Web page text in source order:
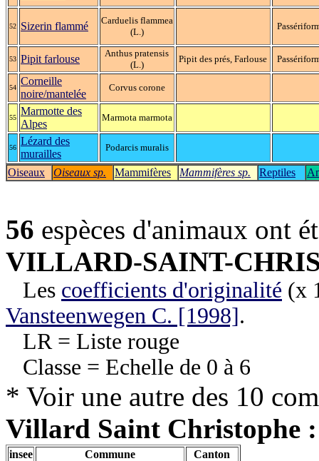
52 Sizerin flammé
Carduelis flammea
(L.)
53 Pipit farlouse
Anthus pratensis
(L.)
Pipit des prés, Farlouse
54
Corneille
noire/mantelée
Corvus corone
55
Marmotte des
Alpes
Marmota marmota
56
Lézard des
murailles
Podarcis muralis
Oiseaux Oiseaux sp. Mammifères Mammifères sp. Reptiles
56 espèces d'animaux ont
VILLARD-SAINT-
Les coefficients d'originalité (x
Vansteenwegen C. [1998].
LR = Liste rouge
Classe = Echelle de 0 à 6
* Voir une autre des 10
Villard Saint Christophe :
insee Commune Canton